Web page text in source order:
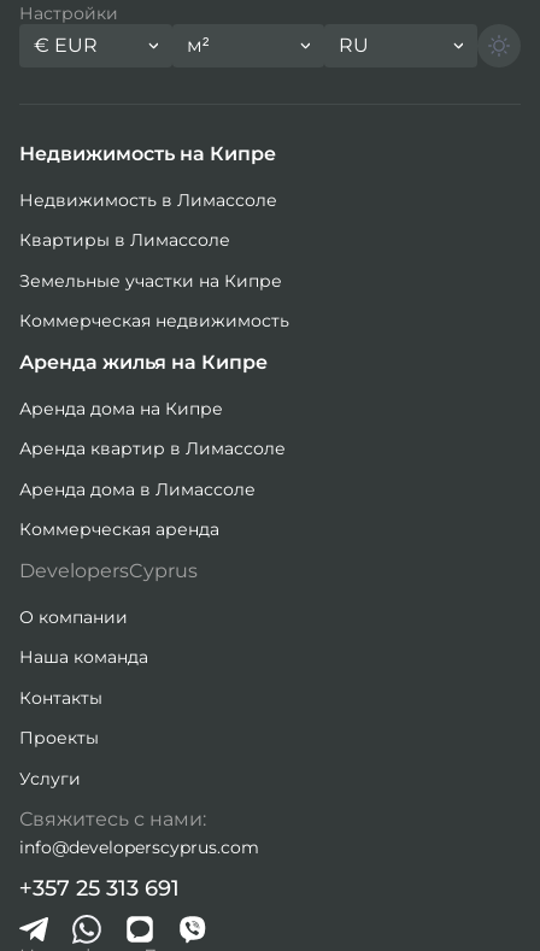
Настройки
€ EUR м² RU
Недвижимость на Кипре
Недвижимость в Лимассоле
Квартиры в Лимассоле
Земельные участки на Кипре
Коммерческая недвижимость
Аренда жилья на Кипре
Аренда дома на Кипре
Аренда квартир в Лимассоле
Аренда дома в Лимассоле
Коммерческая аренда
DevelopersCyprus
О компании
Наша команда
Контакты
Проекты
Услуги
Свяжитесь с нами:
info@developerscyprus.com
+357 25 313 691